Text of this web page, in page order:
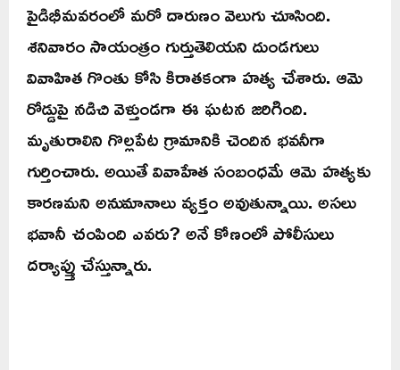
పైడిభీమవరంలో మరో దారుణం వెలుగు చూసింది.
శనివారం సాయంత్రం గుర్తుతెలియని దుండగులు
వివాహిత గొంతు కోసి కిరాతకంగా హత్య చేశారు. ఆమె
రోడ్డుపై నడిచి వెళ్తుండగా ఈ ఘటన జరిగింది.
మృతురాలిని గొల్లపేట గ్రామానికి చెందిన భవనీగా
గుర్తించారు. అయితే వివాహేత సంబంధమే ఆమె హత్యకు
కారణమని అనుమానాలు వ్యక్తం అవుతున్నాయి. అసలు
భవానీ చంపింది ఎవరు? అనే కోణంలో పోలీసులు
దర్యాప్త్తు చేస్తున్నారు.